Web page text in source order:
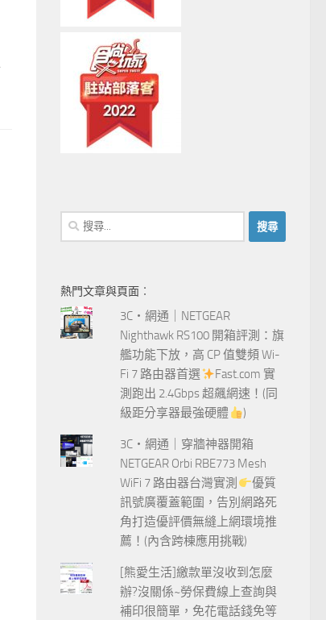
搜
尋
字:
熱門文章與頁面︰
3C‧網通｜NETGEAR
Nighthawk RS100 開箱評測：旗
艦功能下放，高 CP 值雙頻 Wi-
Fi 7 路由器首選
Fast.com 實
測跑出 2.4Gbps 超飆網速！(同
級距分享器最強硬體
)
3C‧網通｜穿牆神器開箱
NETGEAR Orbi RBE773 Mesh
WiFi 7 路由器台灣實測
優質
訊號廣覆蓋範圍，告別網路死
角打造優評價無縫上網環境推
薦！(內含跨棟應用挑戰)
[熊愛生活]繳款單沒收到怎麼
辦?沒關係~勞保費線上查詢與
補印很簡單，免花電話錢免等